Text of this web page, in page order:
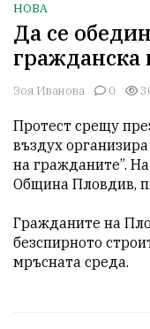
НОВА
Да се
гражданска
Зоя Иванова 0
Протест срещу
въздух
на гражданите”.
Община Пловдив,
Гражданите на
безспирното
мръсната среда.